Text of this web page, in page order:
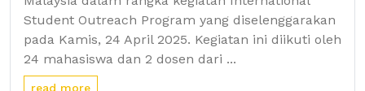
Student Outreach Program yang diselenggarakan
pada Kamis, 24 April 2025. Kegiatan ini diikuti oleh
24 mahasiswa dan 2 dosen dari ...
read more